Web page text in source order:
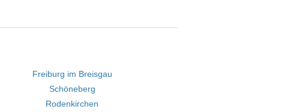
Freiburg im Breisgau
Schöneberg
Rodenkirchen